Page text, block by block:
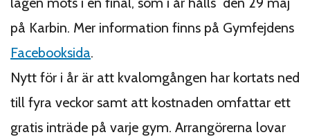
på Karbin. Mer information finns på Gymfejdens
Facebooksida.
Nytt för i år är att kvalomgången har kortats ned
till fyra veckor samt att kostnaden omfattar ett
gratis inträde på varje gym. Arrangörerna lovar